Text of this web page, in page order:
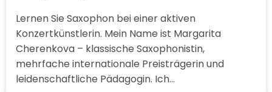
Lernen Sie Saxophon bei einer aktiven
Konzertkünstlerin. Mein Name ist Margarita
Cherenkova – klassische Saxophonistin,
mehrfache internationale Preisträgerin und
leidenschaftliche Pädagogin. Ich…